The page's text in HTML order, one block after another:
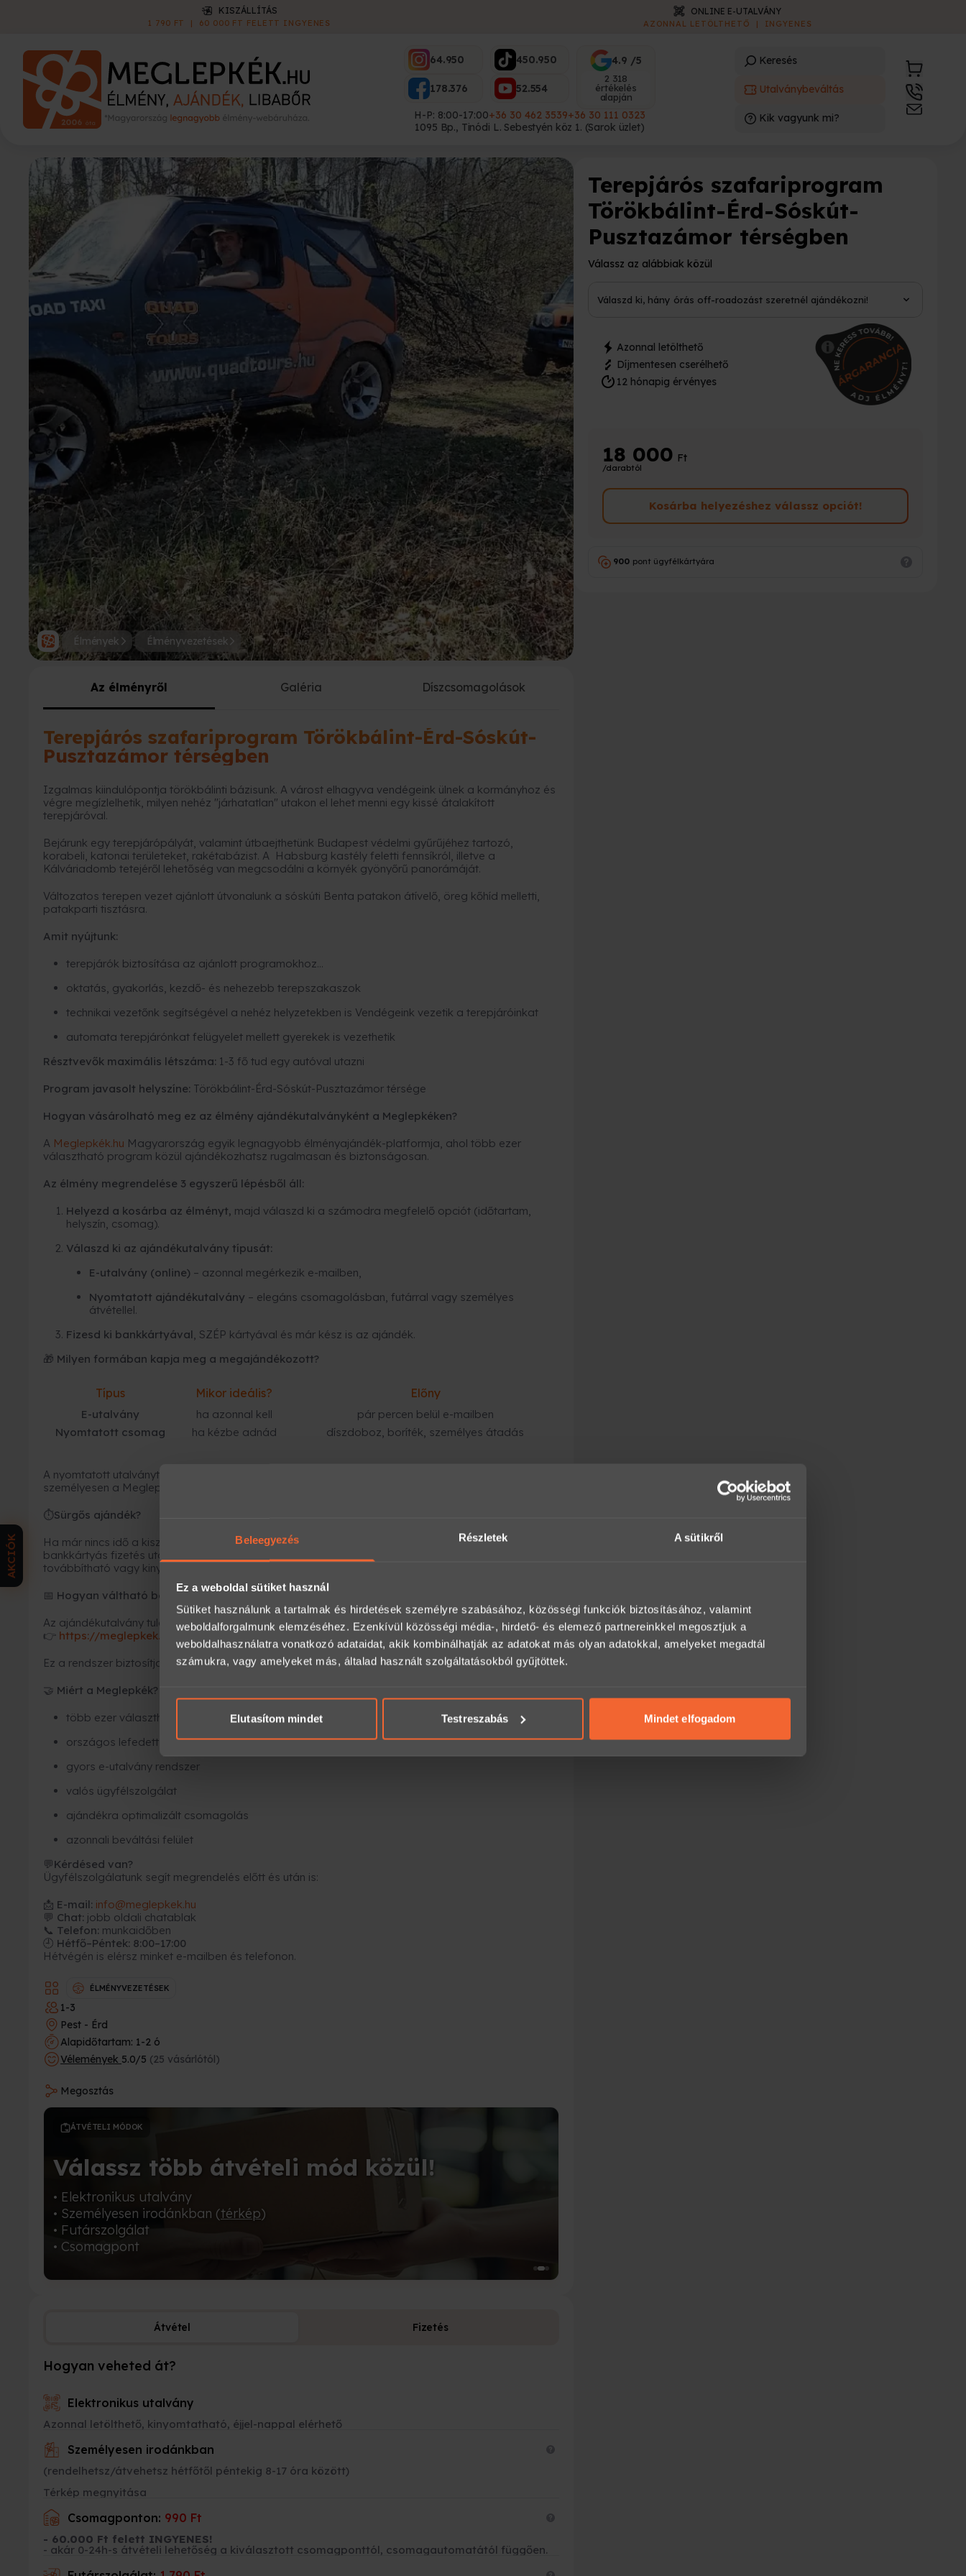
Beleegyezés Részletek A sütikről
Ez a weboldal sütiket használ
Sütiket használunk a tartalmak és hirdetések személyre szabásához, közösségi funkciók biztosításához, valamint
weboldalforgalmunk elemzéséhez. Ezenkívül közösségi média-, hirdető- és elemező partnereinkkel megosztjuk a
weboldalhasználatra vonatkozó adataidat, akik kombinálhatják az adatokat más olyan adatokkal, amelyeket megadtál
számukra, vagy amelyeket más, általad használt szolgáltatásokból gyűjtöttek.
Elutasítom mindet Testreszabás Mindet elfogadom
KISZÁLLÍTÁS
1 790 FT | 60 000 FT FELETT INGYENES
ONLINE E-UTALVÁNY
AZONNAL LETÖLTHETŐ | INGYENES
64.950
178.376
450.950
52.554
4.9 /5
2 318
értékelés
alapján
H-P: 8:00-17:00+36 30 462 3539+36 30 111 0323
1095 Bp., Tinódi L. Sebestyén köz 1. (Sarok üzlet)
Keresés
Utalványbeváltás
Kik vagyunk mi?
Élmények Élményvezetések
Az élményről Galéria Díszcsomagolások
Terepjárós szafariprogram Törökbálint-Érd-Sóskút-
Pusztazámor térségben
Izgalmas kiindulópontja törökbálinti bázisunk. A várost elhagyva vendégeink ülnek a kormányhoz és
végre megízlelhetik, milyen nehéz "járhatatlan" utakon el lehet menni egy kissé átalakított
terepjáróval.
Bejárunk egy terepjárópályát, valamint útbaejthetünk Budapest védelmi gyűrűjéhez tartozó,
korabeli, katonai területeket, rakétabázist. A Habsburg kastély feletti fennsíkról, illetve a
Kálváriadomb tetejéről lehetőség van megcsodálni a környék gyönyőrű panorámáját.
Változatos terepen vezet ajánlott útvonalunk a sóskúti Benta patakon átívelő, öreg kőhíd melletti,
patakparti tisztásra.
Amit nyújtunk:
terepjárók biztosítása az ajánlott programokhoz...
oktatás, gyakorlás, kezdő- és nehezebb terepszakaszok
technikai vezetőnk segítségével a nehéz helyzetekben is Vendégeink vezetik a terepjáróinkat
automata terepjárónkat felügyelet mellett gyerekek is vezethetik
Résztvevők maximális létszáma: 1-3 fő tud egy autóval utazni
Program javasolt helyszíne: Törökbálint-Érd-Sóskút-Pusztazámor térsége
Hogyan vásárolható meg ez az élmény ajándékutalványként a Meglepkéken?
A Meglepkék.hu Magyarország egyik legnagyobb élményajándék-platformja, ahol több ezer
választható program közül ajándékozhatsz rugalmasan és biztonságosan.
Az élmény megrendelése 3 egyszerű lépésből áll:
Helyezd a kosárba az élményt, majd válaszd ki a számodra megfelelő opciót (időtartam,
helyszín, csomag).
Válaszd ki az ajándékutalvány típusát:
E-utalvány (online) – azonnal megérkezik e-mailben,
Nyomtatott ajándékutalvány – elegáns csomagolásban, futárral vagy személyes
átvétellel.
Fizesd ki bankkártyával, SZÉP kártyával és már kész is az ajándék.
🎁 Milyen formában kapja meg a megajándékozott?
Típus Mikor ideális? Előny
E-utalvány ha azonnal kell
pár percen belül e-mailben
Nyomtatott csomag
ha kézbe adnád díszdoboz, boríték, személyes átadás
A nyomtatott utalványt kollégáink becsomagolják, és futárral kiszállítják, vagy átveheted
személyesen a Meglepkék irodájában.
⏱Sürgős ajándék?
Ha már nincs idő a kiszállításra, az
e-utalvány a leggyorsabb megoldás
bankkártyás fizetés után
továbbítható vagy kinyomtatható.
📅 Hogyan váltható be az élmény?
Az ajándékutalvány tulajdonosa azonnal időpontot foglalhat itt:
👉 https://meglepkek.hu/utalvany/bevaltas
Ez a rendszer biztosítja, hogy minden élmény rugalmasan, előre egyeztetve legyen igénybe vehető.
🤝 Miért a Meglepkék?
több ezer választható élmény
országos lefedettség
gyors e-utalvány rendszer
valós ügyfélszolgálat
ajándékra optimalizált csomagolás
azonnali beváltási felület
💬Kérdésed van?
Ügyfélszolgálatunk segít megrendelés előtt és után is:
📩 E-mail: info@meglepkek.hu
💬 Chat: jobb oldali chatablak
📞 Telefon: munkaidőben
🕘 Hétfő–Péntek: 8:00–17:00
Hétvégén is elérsz minket e-mailben és telefonon.
ÉLMÉNYVEZETÉSEK
1-3
Pest - Érd
Alapidőtartam: 1-2 ó
Vélemények 5.0/5 (25 vásárlótól)
Megosztás
ÁTVÉTELI MÓDOK
Válassz több átvételi mód közül!
• Elektronikus utalvány
• Személyesen irodánkban (térkép)
• Futárszolgálat
• Csomagpont
Átvétel Fizetés
Hogyan veheted át?
Elektronikus utalvány
Azonnal letölthető, kinyomtatható, éjjel-nappal elérhető
Személyesen irodánkban
(rendelhetsz/átvehetsz hétfőtől péntekig 8-17 óra között)
Térkép megnyitása
Csomagponton: 990 Ft
- 60.000 Ft felett INGYENES!
- akár 0-24h-s átvételi lehetőség a kiválasztott csomagponttól, csomagautomatától függően.
Terepjárós szafariprogram
Törökbálint-Érd-Sóskút-
Pusztazámor térségben
Válassz az alábbiak közül
Válaszd ki, hány órás off-roadozást szeretnél ajándékozni!
Azonnal letölthető
Díjmentesen cserélhető
12 hónapig érvényes
18 000Ft
/darabtól
Kosárba helyezéshez válassz opciót!
900 pont ügyfélkártyára
AKCIÓK